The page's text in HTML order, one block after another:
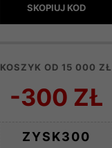
SKOPIUJ KOD
KOSZYK OD 15 000 ZŁ
-300 ZŁ
ZYSK300